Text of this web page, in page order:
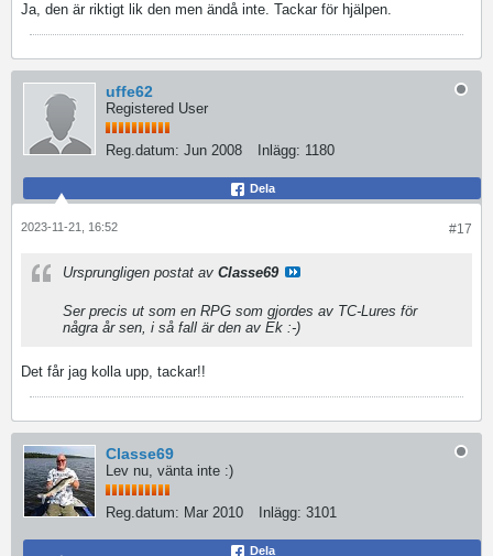
Ja, den är riktigt lik den men ändå inte. Tackar för hjälpen.
uffe62
Registered User
Reg.datum: Jun 2008 Inlägg: 1180
Dela
#17
2023-11-21, 16:52
Ursprungligen postat av Classe69
Ser precis ut som en RPG som gjordes av TC-Lures för
några år sen, i så fall är den av Ek :-)
Det får jag kolla upp, tackar!!
Classe69
Lev nu, vänta inte :)
Reg.datum: Mar 2010 Inlägg: 3101
Dela